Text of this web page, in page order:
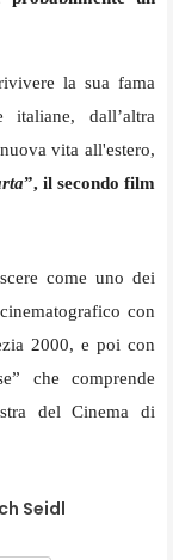
la sua fama
dall’altra
vita all'estero,
”, il secondo film
come uno dei
con
2000, e poi con
che comprende
del Cinema di
Seidl